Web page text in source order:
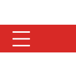
content